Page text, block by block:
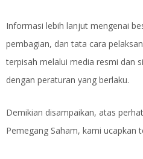
Informasi lebih lanjut mengenai
pembagian, dan tata cara
terpisah melalui media resmi dan
dengan peraturan yang berlaku.
Demikian disampaikan, atas
Pemegang Saham, kami ucapkan